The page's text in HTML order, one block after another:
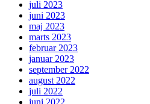
juli 2023
juni 2023
maj 2023
marts 2023
februar 2023
januar 2023
september 2022
august 2022
juli 2022
juni 2022